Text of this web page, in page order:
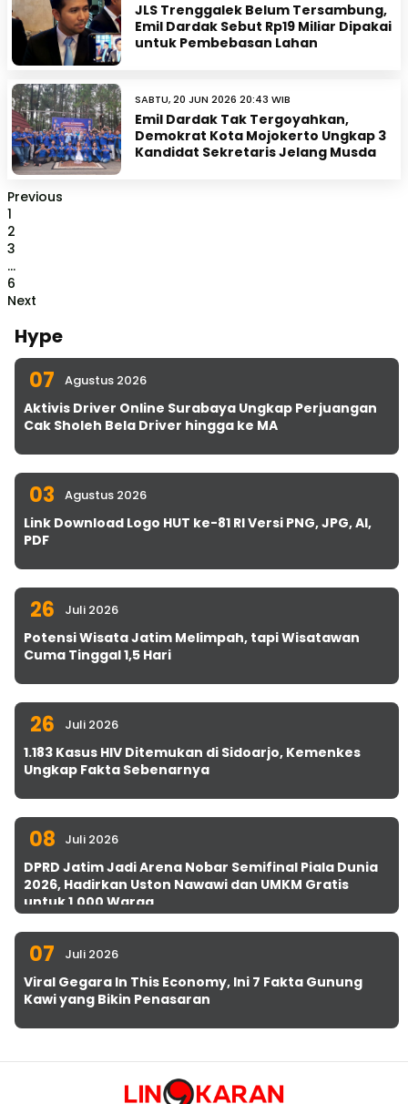
JLS Trenggalek Belum Tersambung,
Emil Dardak Sebut Rp19 Miliar Dipakai
untuk Pembebasan Lahan
SABTU, 20 JUN 2026 20:43 WIB
Emil Dardak Tak Tergoyahkan,
Demokrat Kota Mojokerto Ungkap 3
Kandidat Sekretaris Jelang Musda
Previous
1
2
3
...
6
Next
Hype
07 Agustus 2026
Aktivis Driver Online Surabaya Ungkap Perjuangan
Cak Sholeh Bela Driver hingga ke MA
03 Agustus 2026
Link Download Logo HUT ke-81 RI Versi PNG, JPG, AI,
PDF
26 Juli 2026
Potensi Wisata Jatim Melimpah, tapi Wisatawan
Cuma Tinggal 1,5 Hari
26 Juli 2026
1.183 Kasus HIV Ditemukan di Sidoarjo, Kemenkes
Ungkap Fakta Sebenarnya
08 Juli 2026
DPRD Jatim Jadi Arena Nobar Semifinal Piala Dunia
2026, Hadirkan Uston Nawawi dan UMKM Gratis
untuk 1.000 Warga
07 Juli 2026
Viral Gegara In This Economy, Ini 7 Fakta Gunung
Kawi yang Bikin Penasaran